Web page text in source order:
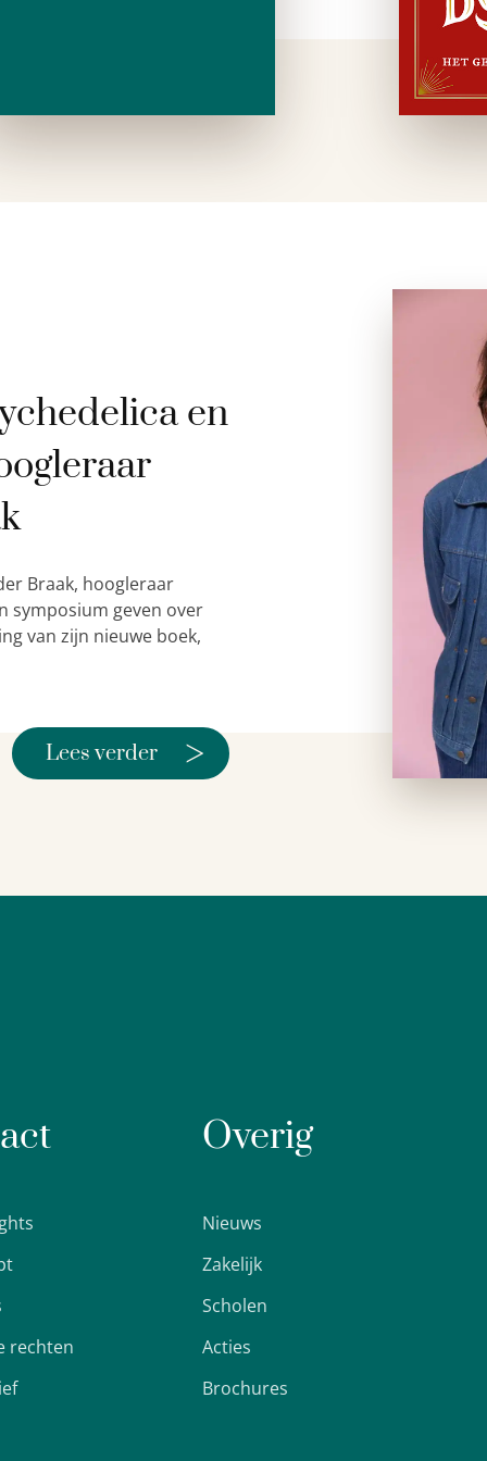
en
Braak, hoogleraar
symposium geven over
van zijn nieuwe boek,
Lees verder >
rechten
Overig
Nieuws
Zakelijk
Scholen
Acties
Brochures